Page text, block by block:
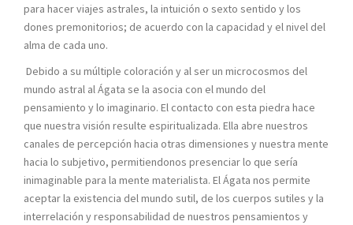
para hacer viajes astrales, la intuición o sexto sentido y los
dones premonitorios; de acuerdo con la capacidad y el nivel del
alma de cada uno.
Debido a su múltiple coloración y al ser un microcosmos del
mundo astral al Ágata se la asocia con el mundo del
pensamiento y lo imaginario. El contacto con esta piedra hace
que nuestra visión resulte espiritualizada. Ella abre nuestros
canales de percepción hacia otras dimensiones y nuestra mente
hacia lo subjetivo, permitiendonos presenciar lo que sería
inimaginable para la mente materialista. El Ágata nos permite
aceptar la existencia del mundo sutil, de los cuerpos sutiles y la
interrelación y responsabilidad de nuestros pensamientos y